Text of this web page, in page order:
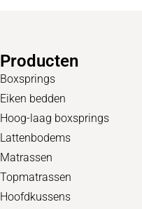
Producten
Boxsprings
Eiken bedden
Hoog-laag boxsprings
Lattenbodems
Matrassen
Topmatrassen
Hoofdkussens